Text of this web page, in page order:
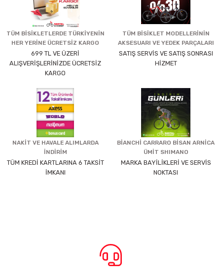
TÜM BİSİKLETLERDE TÜRKİYENİN
HER YERİNE ÜCRETSİZ KARGO
699 TL VE ÜZERİ
ALIŞVERİŞLERİNİZDE ÜCRETSİZ
KARGO
TÜM BİSİKLET MODELLERİNİN
AKSESUARI VE YEDEK PARÇALARI
SATIŞ SERVİS VE SATIŞ SONRASI
HİZMET
NAKİT VE HAVALE ALIMLARDA
İNDİRİM
TÜM KREDİ KARTLARINA 6 TAKSİT
İMKANI
BİANCHİ CARRARO BİSAN ARNİCA
ÜMİT SHIMANO
MARKA BAYİLİKLERİ VE SERVİS
NOKTASI